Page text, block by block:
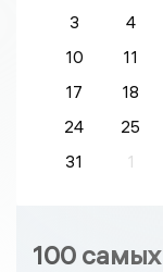
3
4
10
11
17
18
24
25
31
1
100